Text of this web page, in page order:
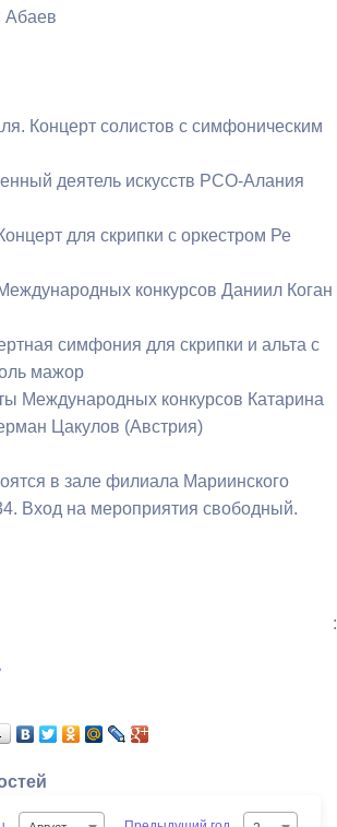
Абаев
Концерт солистов с симфоническим
деятель искусств РСО-Алания
для скрипки с оркестром Ре
конкурсов Даниил Коган
симфония для скрипки и альта с
мажор
Международных конкурсов Катарина
Цакулов (Австрия)
в зале филиала Мариинского
Вход на мероприятия свободный.
: